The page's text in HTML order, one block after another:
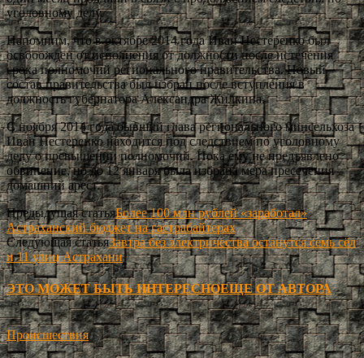
уголовному делу.
Напомним, что в октябре 2014 года Иван Нестеренко был
освобожден от исполнения от должности после истечения
срока полномочий регионального правительства. Новый
состав правительства был избран после вступления в
должность губернатора Александра Жилкина.
С ноября 2014 года бывший глава регионального минсельхоза
Иван Нестеренко находится под следствием по уголовному
делу о превышении полномочий. Пока ему не предъявлено
обвинение, но до 12 января была избрана мера пресечения –
домашний арест.
Предыдущая статьяБолее 100 млн рублей «заработал»
Астраханский бюджет на гастрабайтерах
Следующая статьяЗавтра без электричества останутся семь сёл
и 11 улиц Астрахани
ЭТО МОЖЕТ БЫТЬ ИНТЕРЕСНОЕЩЕ ОТ АВТОРА
Происшествия